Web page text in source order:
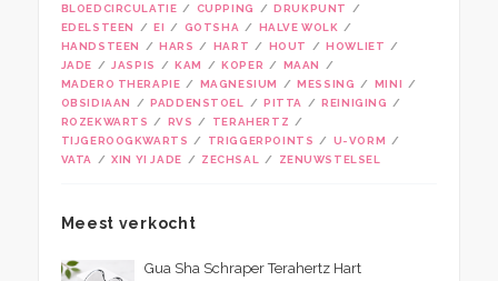
BLOEDCIRCULATIE
CUPPING
DRUKPUNT
EDELSTEEN
EI GOTSHA
HALVE WOLK
HANDSTEEN
HARS HART HOUT
HOWLIET
JADE
JASPIS KAM KOPER
MAAN
MADERO THERAPIE
MAGNESIUM MESSING
MINI
OBSIDIAAN
PADDENSTOEL PITTA
REINIGING
ROZEKWARTS
RVS
TERAHERTZ
TIJGEROOGKWARTS
TRIGGERPOINTS
U-VORM
VATA
XIN YI JADE ZECHSAL ZENUWSTELSEL
Meest verkocht
Gua Sha Schraper Terahertz Hart